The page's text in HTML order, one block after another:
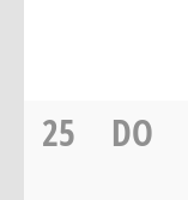
25 DO